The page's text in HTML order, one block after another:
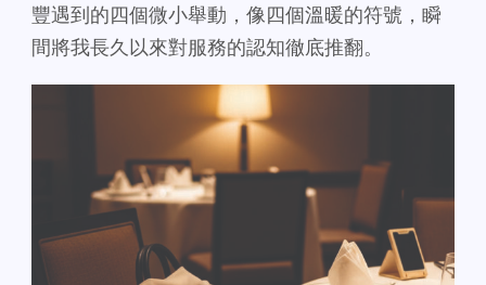
豐遇到的四個微小舉動，像四個溫暖的符號，瞬
間將我長久以來對服務的認知徹底推翻。